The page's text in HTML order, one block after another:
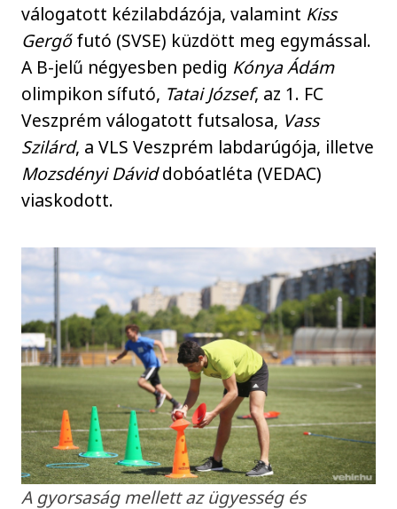
válogatott kézilabdázója, valamint Kiss
Gergőfutó (SVSE) küzdött meg egymással.
A B-jelű négyesben pedig Kónya Ádám
olimpikon sífutó, Tatai József, az 1. FC
Veszprém válogatott futsalosa, Vass
Szilárd, a VLS Veszprém labdarúgója, illetve
Mozsdényi Dáviddobóatléta (VEDAC)
viaskodott.
A gyorsaság mellett az ügyesség és